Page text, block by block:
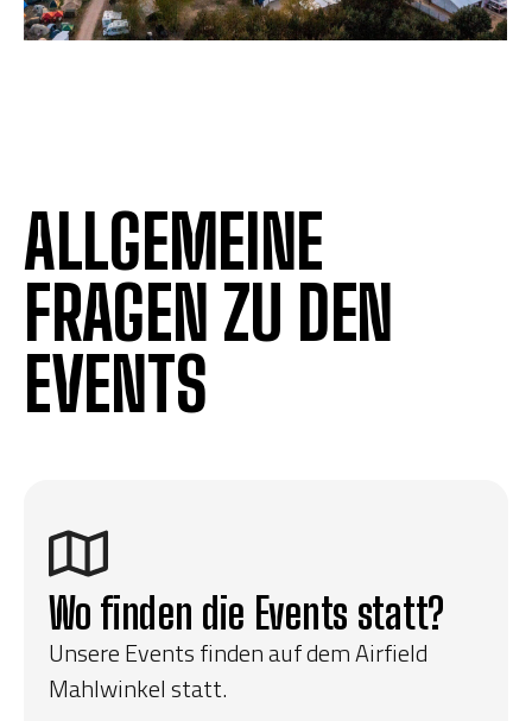
LIGHT-SIM
WEITER
ALLGEMEINE
FRAGEN ZU DEN
EVENTS
Wo finden die Events statt?
Unsere Events finden auf dem Airfield
Mahlwinkel statt.